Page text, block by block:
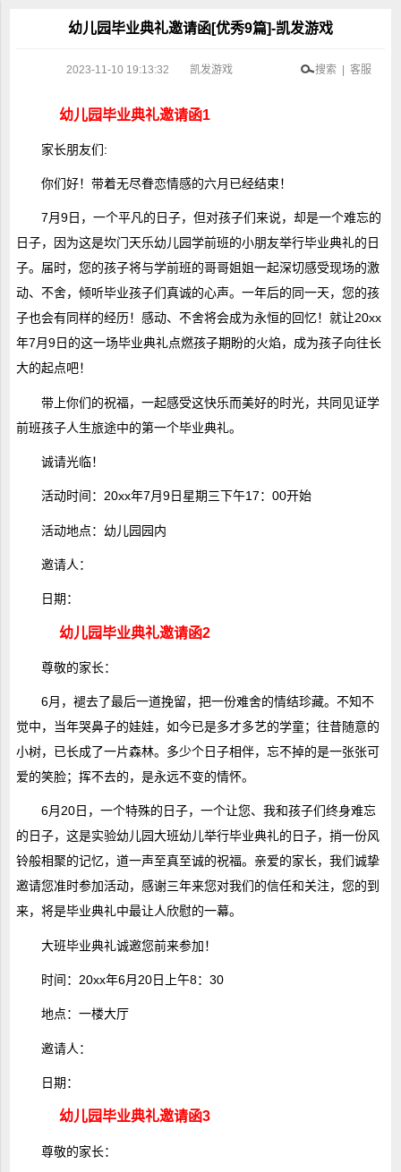
幼儿园毕业典礼邀请函[优秀9篇]-凯发游戏
2023-11-10 19:13:32 凯发游戏 搜索 | 客服
幼儿园毕业典礼邀请函1
家长朋友们:
你们好！带着无尽眷恋情感的六月已经结束！
7月9日，一个平凡的日子，但对孩子们来说，却是一个难忘的
日子，因为这是坎门天乐幼儿园学前班的小朋友举行毕业典礼的日
子。届时，您的孩子将与学前班的哥哥姐姐一起深切感受现场的激
动、不舍，倾听毕业孩子们真诚的心声。一年后的同一天，您的孩
子也会有同样的经历！感动、不舍将会成为永恒的回忆！就让20xx
年7月9日的这一场毕业典礼点燃孩子期盼的火焰，成为孩子向往长
大的起点吧！
带上你们的祝福，一起感受这快乐而美好的时光，共同见证学
前班孩子人生旅途中的第一个毕业典礼。
诚请光临！
活动时间：20xx年7月9日星期三下午17：00开始
活动地点：幼儿园园内
邀请人：
日期：
幼儿园毕业典礼邀请函2
尊敬的家长：
6月，褪去了最后一道挽留，把一份难舍的情结珍藏。不知不
觉中，当年哭鼻子的娃娃，如今已是多才多艺的学童；往昔随意的
小树，已长成了一片森林。多少个日子相伴，忘不掉的是一张张可
爱的笑脸；挥不去的，是永远不变的情怀。
6月20日，一个特殊的日子，一个让您、我和孩子们终身难忘
的日子，这是实验幼儿园大班幼儿举行毕业典礼的日子，捎一份风
铃般相聚的记忆，道一声至真至诚的祝福。亲爱的家长，我们诚挚
邀请您准时参加活动，感谢三年来您对我们的信任和关注，您的到
来，将是毕业典礼中最让人欣慰的一幕。
大班毕业典礼诚邀您前来参加！
时间：20xx年6月20日上午8：30
地点：一楼大厅
邀请人：
日期：
幼儿园毕业典礼邀请函3
尊敬的家长：